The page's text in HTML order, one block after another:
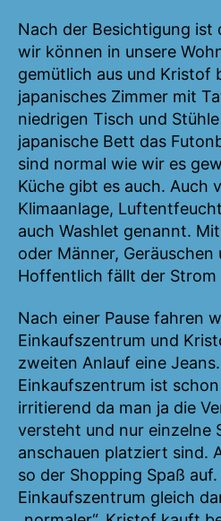
Nach der Besichtigung ist
wir können in unsere
gemütlich aus und Kristof
japanisches Zimmer mit
niedrigen Tisch und
japanische Bett das
sind normal wie wir es
Küche gibt es auch. Auch
Klimaanlage,
auch Washlet genannt.
oder Männer, Geräuschen
Hoffentlich fällt der Strom
Nach einer Pause fahren
Einkaufszentrum und
zweiten Anlauf eine
Einkaufszentrum ist
irritierend da man ja die
versteht und nur einzelne
anschauen platziert sind.
so der Shopping Spaß
Einkaufszentrum gleich